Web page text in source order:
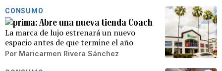
CONSUMO
Abre una nueva tienda Coach
La marca de lujo estrenará un nuevo
espacio antes de que termine el año
Por Maricarmen Rivera Sánchez